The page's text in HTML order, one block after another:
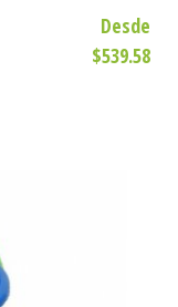
Desde
$539.58